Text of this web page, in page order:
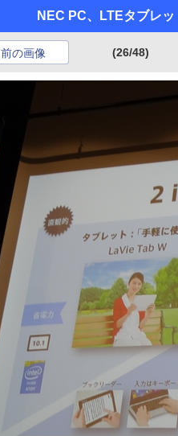
NEC PC、LTEタブレ
前の画像 (26/48)